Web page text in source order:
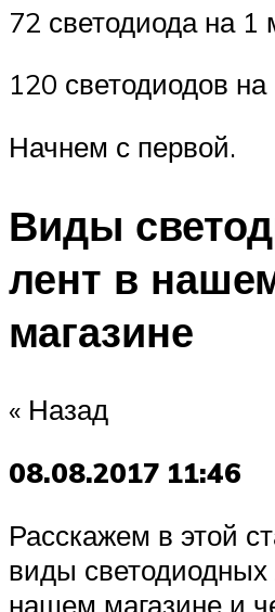
72 светодиода на 1
120 светодиодов
Начнем с первой.
Виды
лент в
магазине
« Назад
08.08.2017 11:46
Расскажем в этой
виды светодиодных
нашем магазине и